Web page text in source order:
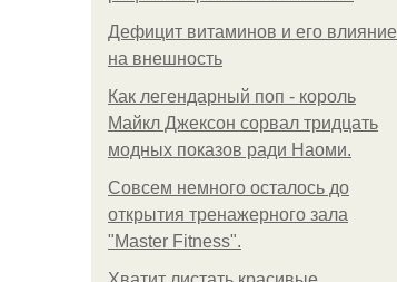
Дефицит витаминов и его влияние
на внешность
Как легендарный поп - король
Майкл Джексон сорвал тридцать
модных показов ради Наоми.
Совсем немного осталось до
открытия тренажерного зала
"Master Fitness".